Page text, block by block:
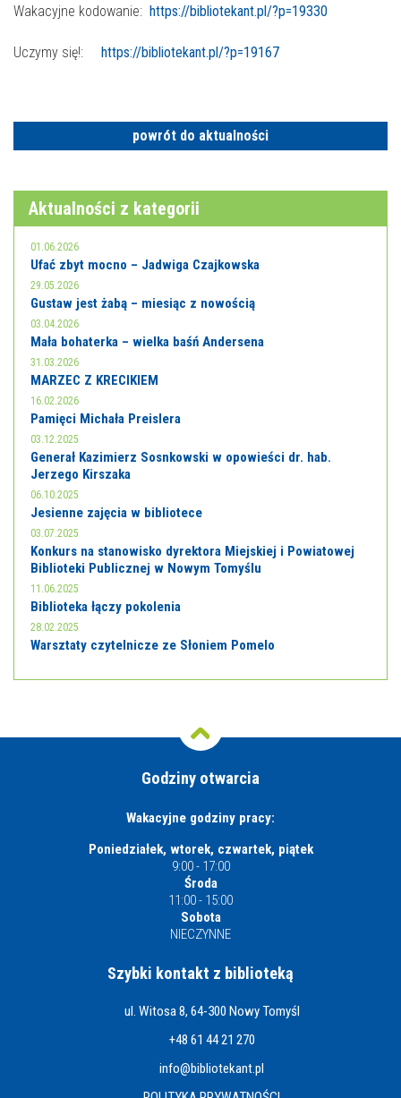
Wakacyjne kodowanie: https://bibliotekant.pl/?p=19330
Uczymy się!: https://bibliotekant.pl/?p=19167
powrót do aktualności
Aktualności z kategorii
01.06.2026
Ufać zbyt mocno – Jadwiga Czajkowska
29.05.2026
Gustaw jest żabą – miesiąc z nowością
03.04.2026
Mała bohaterka – wielka baśń Andersena
31.03.2026
MARZEC Z KRECIKIEM
16.02.2026
Pamięci Michała Preislera
03.12.2025
Generał Kazimierz Sosnkowski w opowieści dr. hab.
Jerzego Kirszaka
06.10.2025
Jesienne zajęcia w bibliotece
03.07.2025
Konkurs na stanowisko dyrektora Miejskiej i Powiatowej
Biblioteki Publicznej w Nowym Tomyślu
11.06.2025
Biblioteka łączy pokolenia
28.02.2025
Warsztaty czytelnicze ze Słoniem Pomelo
Godziny otwarcia
Wakacyjne godziny pracy:
Poniedziałek, wtorek, czwartek, piątek
9:00 - 17:00
Środa
11:00 - 15:00
Sobota
NIECZYNNE
Szybki kontakt z biblioteką
ul. Witosa 8, 64-300 Nowy Tomyśl
+48 61 44 21 270
info@bibliotekant.pl